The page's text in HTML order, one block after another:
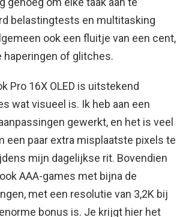
belastingtests en multitasking
ook een fluitje van een cent,
haperingen of glitches.
Pro 16X OLED is uitstekend
wat visueel is. Ik heb aan een
gewerkt, en het is veel
een ​​paar extra misplaatste pixels te
mijn dagelijkse rit. Bovendien
AAA-games met bijna de
met een resolutie van 3,2K bij
bonus is. Je krijgt hier het